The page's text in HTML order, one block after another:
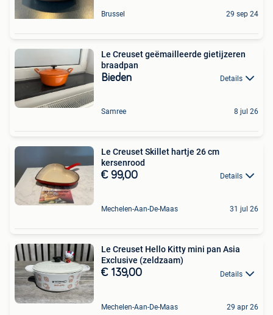
Brussel 29 sep 24
Le Creuset geëmailleerde gietijzeren
braadpan
Bieden Details
Samree 8 jul 26
Le Creuset Skillet hartje 26 cm
kersenrood
€ 99,00 Details
Mechelen-Aan-De-Maas 31 jul 26
Le Creuset Hello Kitty mini pan Asia
Exclusive (zeldzaam)
€ 139,00 Details
Mechelen-Aan-De-Maas 29 apr 26